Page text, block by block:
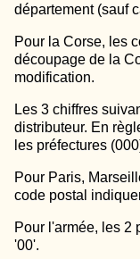
département (sauf
Pour la Corse, les
découpage de la
modification.
Les 3 chiffres
distributeur. En
les préfectures
Pour Paris,
code postal
Pour l'armée, les 2
'00'.